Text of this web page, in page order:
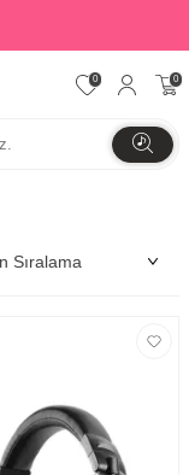
0 0